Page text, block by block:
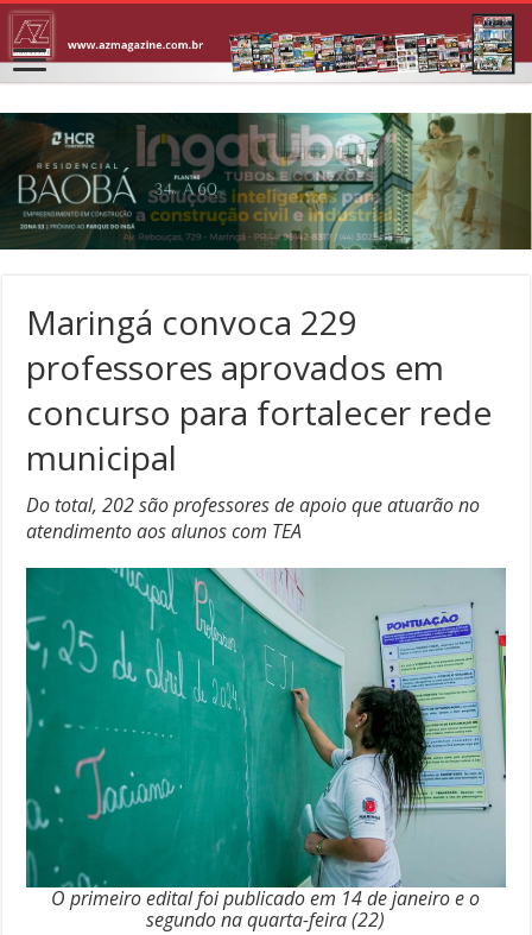
Maringá convoca 229
professores aprovados em
concurso para fortalecer rede
municipal
Do total, 202 são professores de apoio que atuarão no
atendimento aos alunos com TEA
O primeiro edital foi publicado em 14 de janeiro e o
segundo na quarta-feira (22)